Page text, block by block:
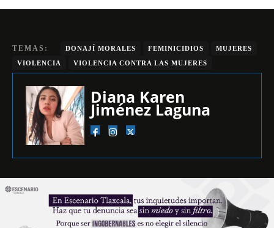
TEMAS: DONAJÍ MORALES FEMINICIDIOS
MUJERES
VIOLENCIA
VIOLENCIA CONTRA LAS MUJERES
Diana Karen
Jiménez Laguna